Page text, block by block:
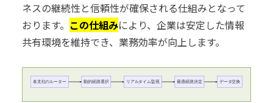
ネスの継続性と信頼性が確保される仕組みとなって
おります。 この仕組みにより、企業は安定した情報
共有環境を維持でき、業務効率が向上します。
各支社のルーター 動的経路選択 リアルタイム監視 最適経路決定 データ交換